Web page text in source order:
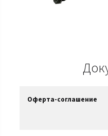
Оферта-соглашение